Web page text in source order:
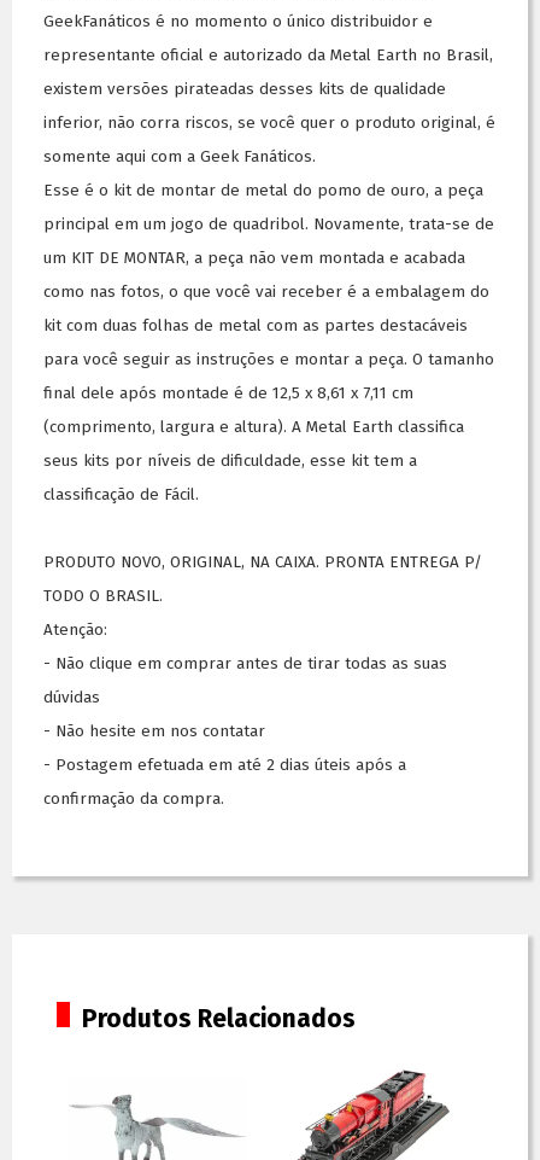
GeekFanáticos é no momento o único distribuidor e
representante oficial e autorizado da Metal Earth no Brasil,
existem versões pirateadas desses kits de qualidade
inferior, não corra riscos, se você quer o produto original, é
somente aqui com a Geek Fanáticos.
Esse é o kit de montar de metal do pomo de ouro, a peça
principal em um jogo de quadribol. Novamente, trata-se de
um KIT DE MONTAR, a peça não vem montada e acabada
como nas fotos, o que você vai receber é a embalagem do
kit com duas folhas de metal com as partes destacáveis
para você seguir as instruções e montar a peça. O tamanho
final dele após montade é de 12,5 x 8,61 x 7,11 cm
(comprimento, largura e altura). A Metal Earth classifica
seus kits por níveis de dificuldade, esse kit tem a
classificação de Fácil.
PRODUTO NOVO, ORIGINAL, NA CAIXA. PRONTA ENTREGA P/
TODO O BRASIL.
Atenção:
- Não clique em comprar antes de tirar todas as suas
dúvidas
- Não hesite em nos contatar
- Postagem efetuada em até 2 dias úteis após a
confirmação da compra.
Produtos Relacionados